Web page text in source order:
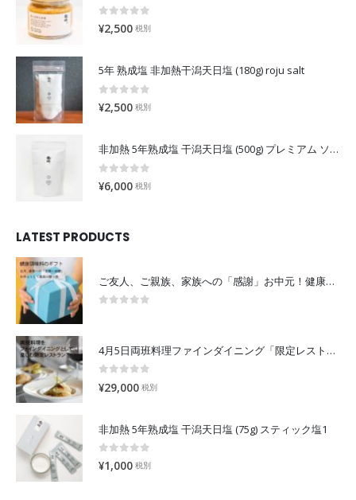
0out of 5
¥2,500 税別
5年 熟成塩 非加熱干潟天日塩 (180g) roju salt
¥2,500 税別
非加熱 5年熟成塩 干潟天日塩 (500g) プレミアム ソルトロジュ「露珠」
¥6,000 税別
LATEST PRODUCTS
ご友人、ご親族、家族への「感謝」お中元！健康調味料の贈り物を届ける。
4月5日両班料理ファインダイニング「限定レストラン」
¥29,000 税別
非加熱 5年熟成塩 干潟天日塩 (75g) スティック塩1
0 out of 5
¥1,000 税別